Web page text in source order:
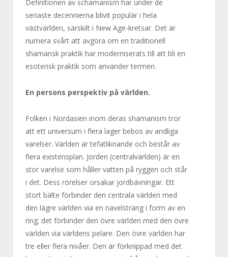
Definitionen av schamanism har under de
senaste decennierna blivit populär i hela
västvärlden, särskilt i New Age-kretsar. Det är
numera svårt att avgöra om en traditionell
shamansk praktik har moderniserats till att bli en
esoterisk praktik som använder termen.
En persons perspektiv på världen.
Folken i Nordasien inom deras shamanism tror
att ett universum i flera lager bebos av andliga
varelser. Världen är tefatliknande och består av
flera existensplan. Jorden (centralvärlden) är en
stor varelse som håller vatten på ryggen och står
i det. Dess rörelser orsakar jordbävningar. Ett
stort bälte förbinder den centrala världen med
den lägre världen via en navelsträng i form av en
ring; det förbinder den övre världen med den övre
världen via världens pelare. Den övre världen har
tre eller flera nivåer. Den är förknippad med det